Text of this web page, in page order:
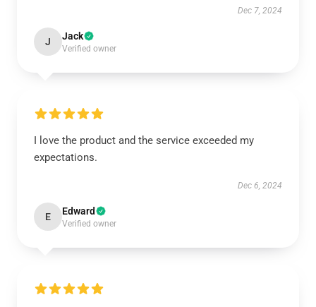
Dec 7, 2024
J Jack
Verified owner
I love the product and the service exceeded my
expectations.
Dec 6, 2024
E Edward
Verified owner